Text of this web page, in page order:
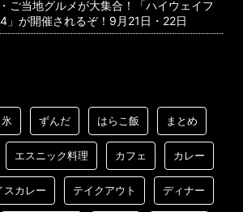
ご当地グルメが大集合！「ハイウェイフ
」が開催されるぞ！9月21日・22日
ずんだ はらこ飯 まとめ
エスニック料理 カフェ カレー
スカレー テイクアウト ディナー